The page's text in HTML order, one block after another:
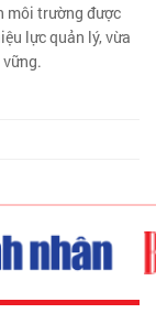
môi trường được
lực quản lý, vừa